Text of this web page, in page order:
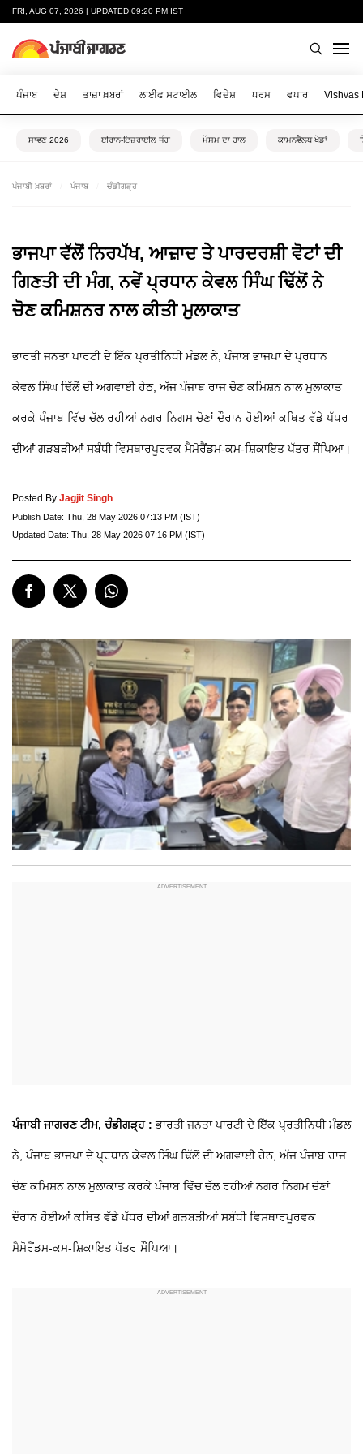
FRI, AUG 07, 2026 | UPDATED 09:20 PM IST
ਪੰਜਾਬ ਦੇਸ਼ ਤਾਜ਼ਾ ਖ਼ਬਰਾਂ ਲਾਈਫ ਸਟਾਈਲ ਵਿਦੇਸ਼ ਧਰਮ ਵਪਾਰ Vishvas
ਸਾਵਣ 2026 ਈਰਾਨ-ਇਜ਼ਰਾਈਲ ਜੰਗ ਮੌਸਮ ਦਾ ਹਾਲ ਕਾਮਨਵੈਲਥ ਖੇਡਾਂ
ਪੰਜਾਬੀ ਖ਼ਬਰਾਂ ਪੰਜਾਬ ਚੰਡੀਗੜ੍ਹ
ਭਾਜਪਾ ਵੱਲੋਂ ਨਿਰਪੱਖ, ਆਜ਼ਾਦ ਤੇ ਪਾਰਦਰਸ਼ੀ ਵੋਟਾਂ ਦੀ
ਗਿਣਤੀ ਦੀ ਮੰਗ, ਨਵੇਂ ਪ੍ਰਧਾਨ ਕੇਵਲ ਸਿੰਘ ਢਿੱਲੋਂ ਨੇ
ਚੋਣ ਕਮਿਸ਼ਨਰ ਨਾਲ ਕੀਤੀ ਮੁਲਾਕਾਤ
ਭਾਰਤੀ ਜਨਤਾ ਪਾਰਟੀ ਦੇ ਇੱਕ ਪ੍ਰਤੀਨਿਧੀ ਮੰਡਲ ਨੇ, ਪੰਜਾਬ ਭਾਜਪਾ ਦੇ ਪ੍ਰਧਾਨ
ਕੇਵਲ ਸਿੰਘ ਢਿੱਲੋਂ ਦੀ ਅਗਵਾਈ ਹੇਠ, ਅੱਜ ਪੰਜਾਬ ਰਾਜ ਚੋਣ ਕਮਿਸ਼ਨ ਨਾਲ ਮੁਲਾਕਾਤ
ਕਰਕੇ ਪੰਜਾਬ ਵਿੱਚ ਚੱਲ ਰਹੀਆਂ ਨਗਰ ਨਿਗਮ ਚੋਣਾਂ ਦੌਰਾਨ ਹੋਈਆਂ ਕਥਿਤ ਵੱਡੇ ਪੱਧਰ
ਦੀਆਂ ਗੜਬੜੀਆਂ ਸਬੰਧੀ ਵਿਸਥਾਰਪੂਰਵਕ ਮੈਮੋਰੈਂਡਮ-ਕਮ-ਸ਼ਿਕਾਇਤ ਪੱਤਰ ਸੌਂਪਿਆ।
Posted By Jagjit Singh
Publish Date: Thu, 28 May 2026 07:13 PM (IST)
Updated Date: Thu, 28 May 2026 07:16 PM (IST)
ਪੰਜਾਬੀ ਜਾਗਰਣ ਟੀਮ, ਚੰਡੀਗੜ੍ਹ :ਭਾਰਤੀ ਜਨਤਾ ਪਾਰਟੀ ਦੇ ਇੱਕ ਪ੍ਰਤੀਨਿਧੀ ਮੰਡਲ
ਨੇ, ਪੰਜਾਬ ਭਾਜਪਾ ਦੇ ਪ੍ਰਧਾਨ ਕੇਵਲ ਸਿੰਘ ਢਿੱਲੋਂ ਦੀ ਅਗਵਾਈ ਹੇਠ, ਅੱਜ ਪੰਜਾਬ ਰਾਜ
ਚੋਣ ਕਮਿਸ਼ਨ ਨਾਲ ਮੁਲਾਕਾਤ ਕਰਕੇ ਪੰਜਾਬ ਵਿੱਚ ਚੱਲ ਰਹੀਆਂ ਨਗਰ ਨਿਗਮ ਚੋਣਾਂ
ਦੌਰਾਨ ਹੋਈਆਂ ਕਥਿਤ ਵੱਡੇ ਪੱਧਰ ਦੀਆਂ ਗੜਬੜੀਆਂ ਸਬੰਧੀ ਵਿਸਥਾਰਪੂਰਵਕ
ਮੈਮੋਰੈਂਡਮ-ਕਮ-ਸ਼ਿਕਾਇਤ ਪੱਤਰ ਸੌਂਪਿਆ।